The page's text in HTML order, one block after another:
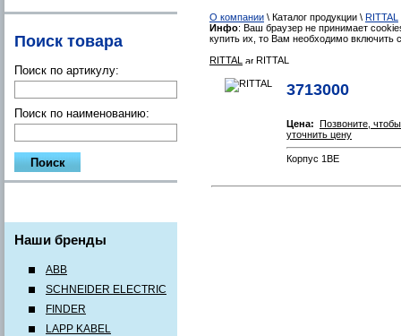
Поиск товара
Поиск по артикулу:
Поиск по наименованию:
Наши бренды
ABB
SCHNEIDER ELECTRIC
FINDER
LAPP KABEL
О компании \ Каталог продукции \ RITTAL
Инфо: Ваш браузер не принимает
купить их, то Вам необходимо включить
RITTAL
RITTAL
3713000
Цена: Позвоните, чтобы
уточнить цену
Корпус 1BE